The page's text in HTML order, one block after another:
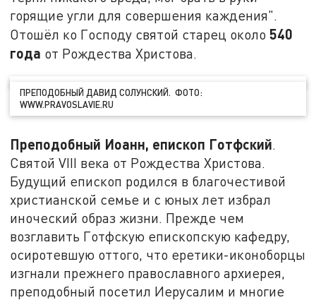
горящие угли для совершения каждения".
Отошёл ко Господу святой старец около540
года от Рождества Христова.
ПРЕПОДОБНЫЙ ДАВИД СОЛУНСКИЙ. ФОТО:
WWW.PRAVOSLAVIE.RU
Преподобный Иоанн, епископ Готфский.
Святой VIII века от Рождества Христова.
Будущий епископ родился в благочестивой
христианской семье и с юных лет избрал
иноческий образ жизни. Прежде чем
возглавить Готфскую епископскую кафедру,
осиротевшую оттого, что еретики-иконоборцы
изгнали прежнего православного архиерея,
преподобный посетил Иерусалим и многие